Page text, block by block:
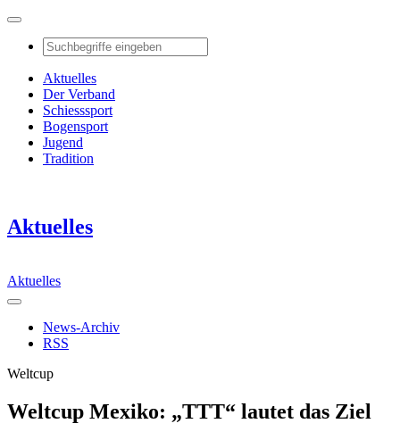
Aktuelles
Der Verband
Schiesssport
Bogensport
Jugend
Tradition
Aktuelles
Aktuelles
News-Archiv
RSS
Weltcup
Weltcup Mexiko: „TTT“ lautet das Ziel